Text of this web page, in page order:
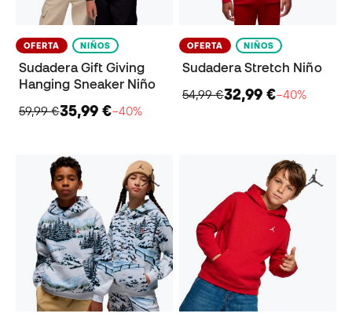
OFERTA NIÑOS
Sudadera Gift Giving
Hanging Sneaker Niño
59,99 €35,99 €−40%
OFERTA NIÑOS
Sudadera Stretch Niño
54,99 €32,99 €−40%